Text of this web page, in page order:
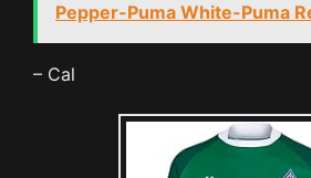
Pepper-Puma White-Puma
– Cal